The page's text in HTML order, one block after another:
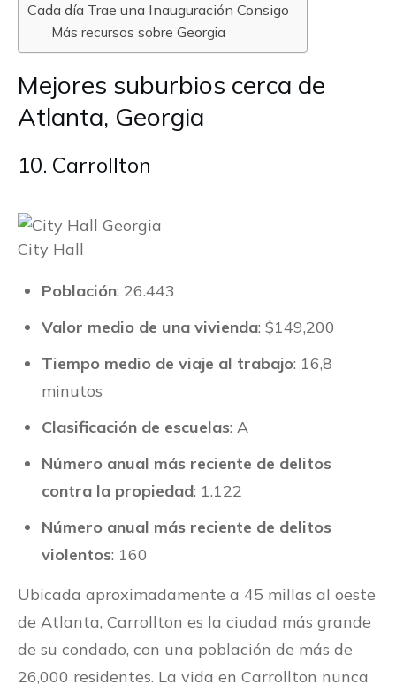
Cada día Trae una Inauguración Consigo
Más recursos sobre Georgia
Mejores suburbios cerca de
Atlanta, Georgia
10. Carrollton
City Hall
Población: 26.443
Valor medio de una vivienda: $149,200
Tiempo medio de viaje al trabajo: 16,8
minutos
Clasificación de escuelas: A
Número anual más reciente de delitos
contra la propiedad: 1.122
Número anual más reciente de delitos
violentos: 160
Ubicada aproximadamente a 45 millas al oeste
de Atlanta, Carrollton es la ciudad más grande
de su condado, con una población de más de
26,000 residentes. La vida en Carrollton nunca